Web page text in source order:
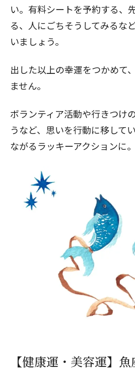
い。有料シートを予約する、
る、人にごちそうしてみるな
いましょう。
出した以上の幸運をつかめて
ません。
ボランティア活動や行きつけ
うなど、思いを行動に移して
ながるラッキーアクションに。
【健康運・美容運】